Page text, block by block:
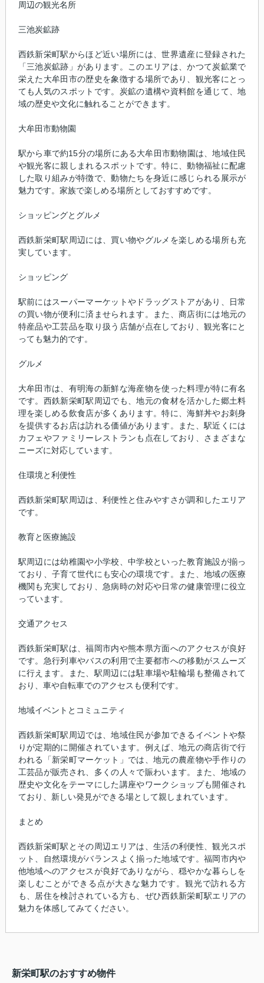
周辺の観光名所
三池炭鉱跡
西鉄新栄町駅からほど近い場所には、世界遺産に登録された
「三池炭鉱跡」があります。このエリアは、かつて炭鉱業で
栄えた大牟田市の歴史を象徴する場所であり、観光客にとっ
ても人気のスポットです。炭鉱の遺構や資料館を通じて、地
域の歴史や文化に触れることができます。
大牟田市動物園
駅から車で約15分の場所にある大牟田市動物園は、地域住民
や観光客に親しまれるスポットです。特に、動物福祉に配慮
した取り組みが特徴で、動物たちを身近に感じられる展示が
魅力です。家族で楽しめる場所としておすすめです。
ショッピングとグルメ
西鉄新栄町駅周辺には、買い物やグルメを楽しめる場所も充
実しています。
ショッピング
駅前にはスーパーマーケットやドラッグストアがあり、日常
の買い物が便利に済ませられます。また、商店街には地元の
特産品や工芸品を取り扱う店舗が点在しており、観光客にと
っても魅力的です。
グルメ
大牟田市は、有明海の新鮮な海産物を使った料理が特に有名
です。西鉄新栄町駅周辺でも、地元の食材を活かした郷土料
理を楽しめる飲食店が多くあります。特に、海鮮丼やお刺身
を提供するお店は訪れる価値があります。また、駅近くには
カフェやファミリーレストランも点在しており、さまざまな
ニーズに対応しています。
住環境と利便性
西鉄新栄町駅周辺は、利便性と住みやすさが調和したエリア
です。
教育と医療施設
駅周辺には幼稚園や小学校、中学校といった教育施設が揃っ
ており、子育て世代にも安心の環境です。また、地域の医療
機関も充実しており、急病時の対応や日常の健康管理に役立
っています。
交通アクセス
西鉄新栄町駅は、福岡市内や熊本県方面へのアクセスが良好
です。急行列車やバスの利用で主要都市への移動がスムーズ
に行えます。また、駅周辺には駐車場や駐輪場も整備されて
おり、車や自転車でのアクセスも便利です。
地域イベントとコミュニティ
西鉄新栄町駅周辺では、地域住民が参加できるイベントや祭
りが定期的に開催されています。例えば、地元の商店街で行
われる「新栄町マーケット」では、地元の農産物や手作りの
工芸品が販売され、多くの人々で賑わいます。また、地域の
歴史や文化をテーマにした講座やワークショップも開催され
ており、新しい発見ができる場として親しまれています。
まとめ
西鉄新栄町駅とその周辺エリアは、生活の利便性、観光スポ
ット、自然環境がバランスよく揃った地域です。福岡市内や
他地域へのアクセスが良好でありながら、穏やかな暮らしを
楽しむことができる点が大きな魅力です。観光で訪れる方
も、居住を検討されている方も、ぜひ西鉄新栄町駅エリアの
魅力を体感してみてください。
新栄町駅のおすすめ物件